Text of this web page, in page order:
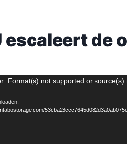
escaleert de
Format(s) not supported or source(s)